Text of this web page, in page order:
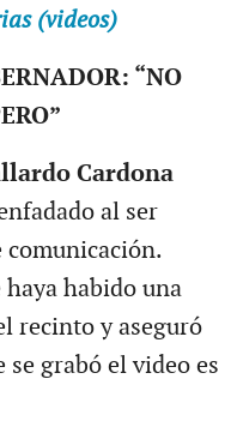
(videos)
“NO
Cardona
al ser
comunicación.
habido una
recinto y aseguró
se grabó el video es